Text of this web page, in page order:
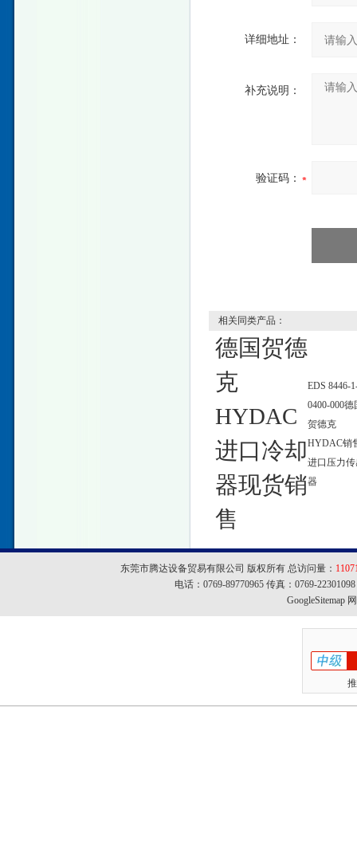
详细地址：
补充说明：
验证码：
相关同类产品：
德国贺德
克
HYDAC
进口冷却
器现货销
售
EDS 8446-
0400-000德
贺德克
HYDAC销
进口压力传
器
东莞市腾达设备贸易有限公司 版权所有 总访问量：
电话：0769-89770965 传真：0769-
GoogleSitemap网